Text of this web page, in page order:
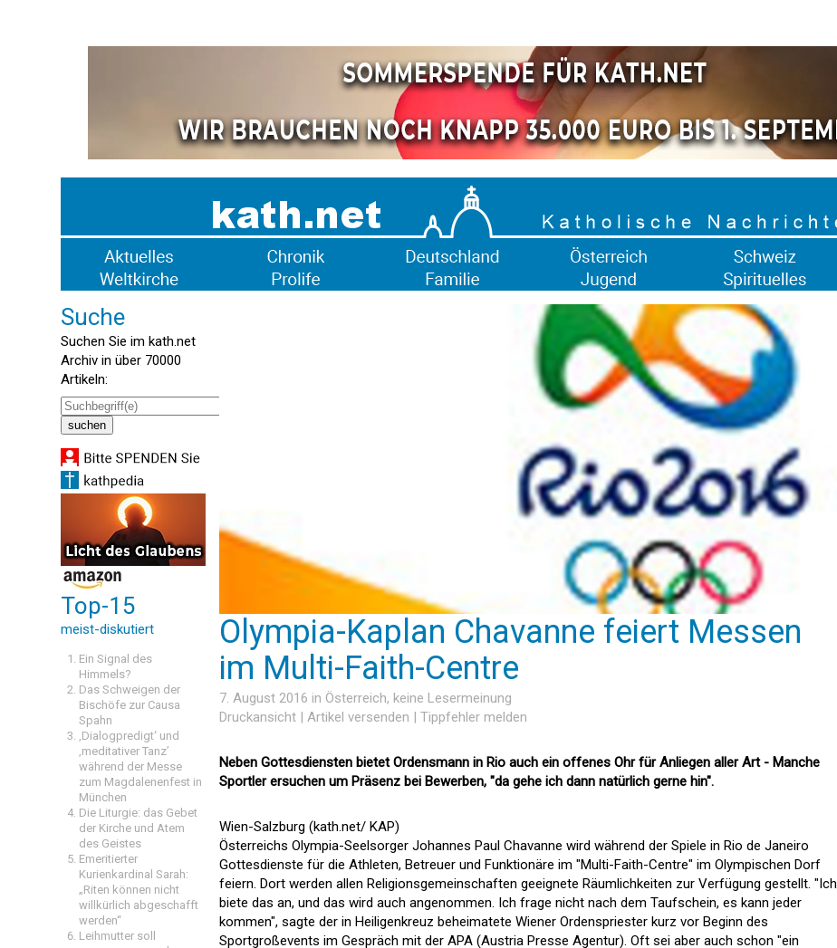
Suche
Suchen Sie im kath.net
Archiv in über 70000
Artikeln:
Top-15
meist-diskutiert
Ein Signal des
Himmels?
Das Schweigen der
Bischöfe zur Causa
Spahn
‚Dialogpredigt‘ und
‚meditativer Tanz’
während der Messe
zum Magdalenenfest in
München
Die Liturgie: das Gebet
der Kirche und Atem
des Geistes
Emeritierter
Kurienkardinal Sarah:
„Riten können nicht
willkürlich abgeschafft
werden“
Leihmutter soll
Olympia-Kaplan Chavanne feiert Messen
im Multi-Faith-Centre
7. August 2016 in Österreich, keine Lesermeinung
Druckansicht | Artikel versenden | Tippfehler melden
Neben Gottesdiensten bietet Ordensmann in Rio auch ein offenes Ohr für Anliegen aller Art - Manche
Sportler ersuchen um Präsenz bei Bewerben, "da gehe ich dann natürlich gerne hin".
Wien-Salzburg (kath.net/ KAP)
Österreichs Olympia-Seelsorger Johannes Paul Chavanne wird während der Spiele in Rio de Janeiro
Gottesdienste für die Athleten, Betreuer und Funktionäre im "Multi-Faith-Centre" im Olympischen Dorf
feiern. Dort werden allen Religionsgemeinschaften geeignete Räumlichkeiten zur Verfügung gestellt. "Ich
biete das an, und das wird auch angenommen. Ich frage nicht nach dem Taufschein, es kann jeder
kommen", sagte der in Heiligenkreuz beheimatete Wiener Ordenspriester kurz vor Beginn des
Sportgroßevents im Gespräch mit der APA (Austria Presse Agentur). Oft sei aber auch schon "ein